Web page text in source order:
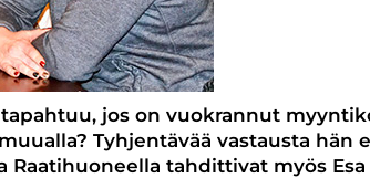
jos on vuokrannut
Tyhjentävää vastausta hän
Raatihuoneella tahdittivat myös Esa